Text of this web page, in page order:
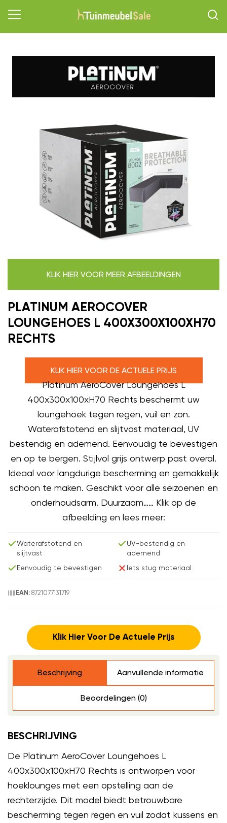
KLIK HIER VOOR MEER AFBEELDINGEN
PLATINUM AEROCOVER
LOUNGEHOES L 400X300X100XH70
RECHTS
KLIK HIER VOOR DE ACTUELE PRIJS
Platinum AeroCover Loungehoes L
400x300x100xH70 Rechts beschermt uw
loungehoek tegen regen, vuil en zon.
Waterafstotend en slijtvast materiaal, UV
bestendig en ademend. Eenvoudig te bevestigen
en op te bergen. Stijlvol grijs ontwerp past overal.
Ideaal voor langdurige bescherming en gemakkelijk
schoon te maken. Geschikt voor alle seizoenen en
onderhoudsarm. Duurzaam…… Klik op de
afbeelding en lees meer:
Waterafstotend en
slijtvast
UV-bestendig en
ademend
Eenvoudig te bevestigen
Iets stug materiaal
EAN: 8721077131719
Klik Hier Voor De Actuele Prijs
Beschrijving Aanvullende informatie
Beoordelingen (0)
BESCHRIJVING
De Platinum AeroCover Loungehoes L
400x300x100xH70 Rechts is ontworpen voor
hoeklounges met een opstelling aan de
rechterzijde. Dit model biedt betrouwbare
bescherming tegen regen en vuil zodat kussens en